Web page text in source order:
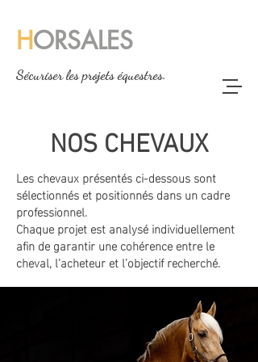
HORSALES
Sécuriser les projets équestres.
NOS CHEVAUX
Les chevaux présentés ci-dessous sont
sélectionnés et positionnés dans un cadre
professionnel.
Chaque projet est analysé individuellement
afin de garantir une cohérence entre le
cheval, l’acheteur et l’objectif recherché.